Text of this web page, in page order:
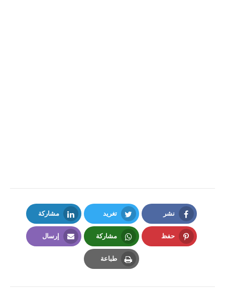
نشر
Facebook
تغريد
Twitter
مشاركة
LinkedIn
حفظ مشاركة
Whatsapp
إرسال
طباعة